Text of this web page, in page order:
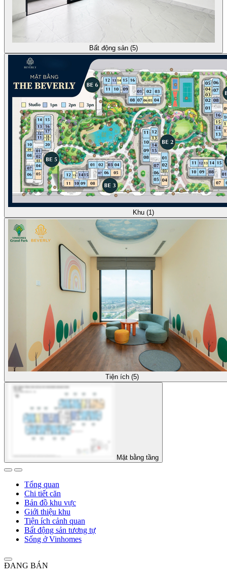
Bất động sản (5)
Khu (1)
Tiện ích (5)
Mặt bằng tầng
Tổng quan
Chi tiết căn
Bản đồ khu vực
Giới thiệu khu
Tiện ích cảnh quan
Bất động sản tương tự
Sống ở Vinhomes
ĐANG BÁN